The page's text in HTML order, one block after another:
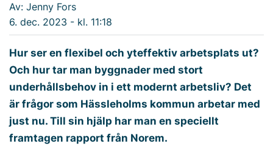
Av: Jenny Fors
6. dec. 2023 - kl. 11:18
Hur ser en flexibel och yteffektiv arbetsplats ut?
Och hur tar man byggnader med stort
underhållsbehov in i ett modernt arbetsliv? Det
är frågor som Hässleholms kommun arbetar med
just nu. Till sin hjälp har man en speciellt
framtagen rapport från Norem.